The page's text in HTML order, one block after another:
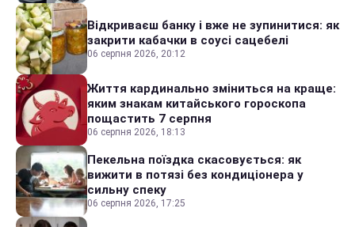
Відкриваєш банку і вже не зупинитися: як
закрити кабачки в соусі сацебелі
06 серпня 2026, 20:12
Життя кардинально зміниться на краще:
яким знакам китайського гороскопа
пощастить 7 серпня
06 серпня 2026, 18:13
Пекельна поїздка скасовується: як
вижити в потязі без кондиціонера у
сильну спеку
06 серпня 2026, 17:25